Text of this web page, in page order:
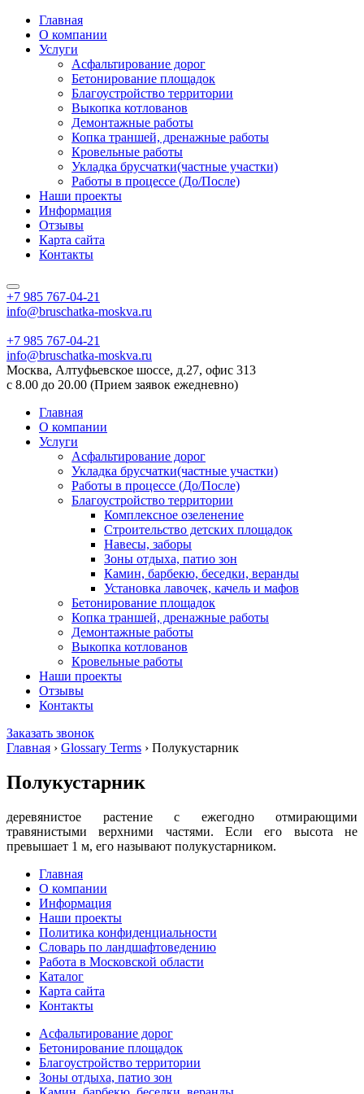
Главная
О компании
Услуги
Асфальтирование дорог
Бетонирование площадок
Благоустройство территории
Выкопка котлованов
Демонтажные работы
Копка траншей, дренажные работы
Кровельные работы
Укладка брусчатки(частные участки)
Работы в процессе (До/После)
Наши проекты
Информация
Отзывы
Карта сайта
Контакты
+7 985 767-04-21
info@bruschatka-moskva.ru
+7 985 767-04-21
info@bruschatka-moskva.ru
Москва, Алтуфьевское шоссе, д.27, офис 313
с 8.00 до 20.00 (Прием заявок ежедневно)
Главная
О компании
Услуги
Асфальтирование дорог
Укладка брусчатки(частные участки)
Работы в процессе (До/После)
Благоустройство территории
Комплексное озеленение
Строительство детских площадок
Навесы, заборы
Зоны отдыха, патио зон
Камин, барбекю, беседки, веранды
Установка лавочек, качель и мафов
Бетонирование площадок
Копка траншей, дренажные работы
Демонтажные работы
Выкопка котлованов
Кровельные работы
Наши проекты
Отзывы
Контакты
Заказать звонок
Главная › Glossary Terms › Полукустарник
Полукустарник
деревянистое растение с ежегодно отмирающими
травянистыми верхними частями. Если его высота не
превышает 1 м, его называют полукустарником.
Главная
О компании
Информация
Наши проекты
Политика конфиденциальности
Словарь по ландшафтоведению
Работа в Московской области
Каталог
Карта сайта
Контакты
Асфальтирование дорог
Бетонирование площадок
Благоустройство территории
Зоны отдыха, патио зон